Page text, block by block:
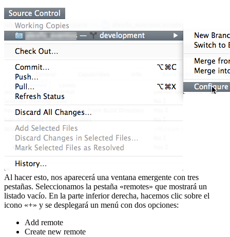
Al hacer esto, nos aparecerá una ventana emergente con tres
pestañas. Seleccionamos la pestaña «remotes» que mostrará un
listado vacío. En la parte inferior derecha, hacemos clic sobre el
icono «+» y se desplegará un menú con dos opciones:
Add remote
Create new remote